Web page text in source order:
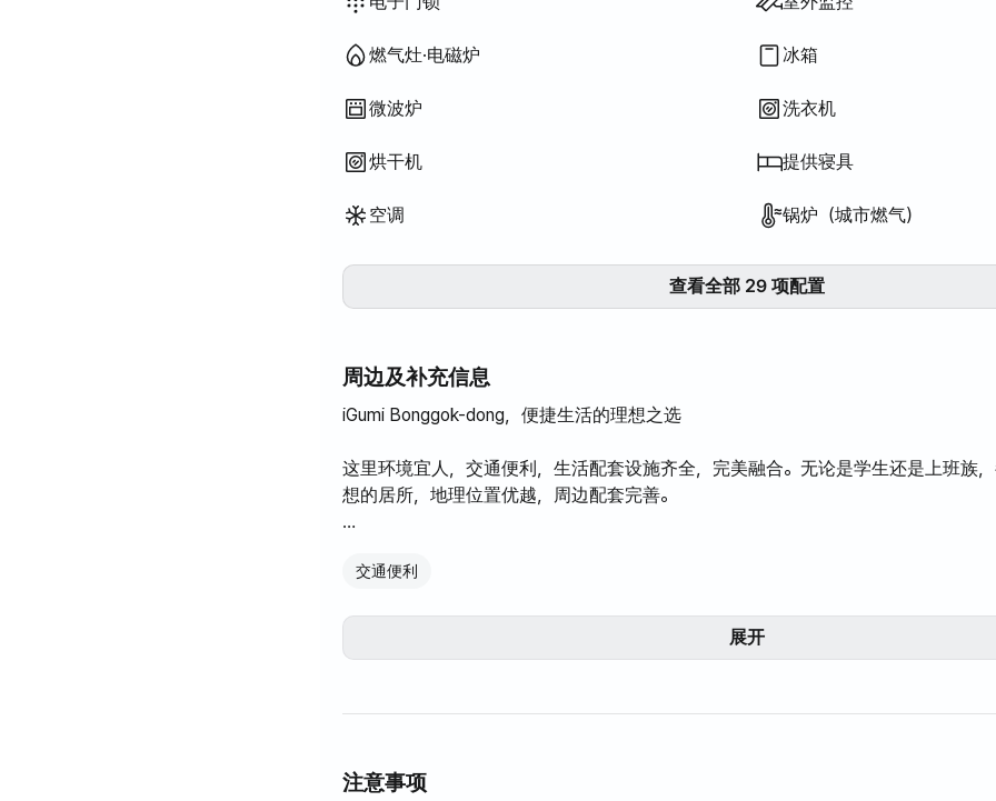
燃气灶·电磁炉 冰箱
微波炉 洗衣机
烘干机 提供寝具
空调 锅炉（城市燃气）
查看全部 29 项配置
周边及补充信息
iGumi Bonggok-dong，便捷生活的理想之选
这里环境宜人，交通便利，生活配套设施齐全，完美融合。无论是学生还是上班族
想的居所，地理位置优越，周边配套完善。
距离庆云大学仅15分钟车程，是您在龟尾继续深造的理想之选！
✅ 交通便捷！轻松畅游四方
交通便利
展开
注意事项